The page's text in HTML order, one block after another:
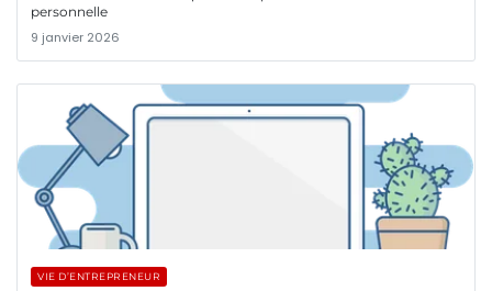
personnelle
9 janvier 2026
VIE D’ENTREPRENEUR